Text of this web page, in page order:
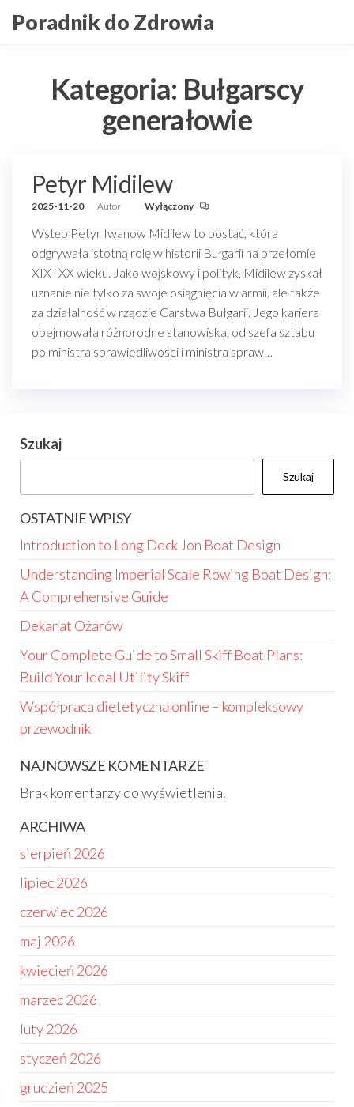
doPoradnik do Zdrowia
Kategoria: Bułgarscy
generałowie
Petyr Midilew
2025-11-20 Autor Wyłączony
Wstęp Petyr Iwanow Midilew to postać, która
odgrywała istotną rolę w historii Bułgarii na przełomie
XIX i XX wieku. Jako wojskowy i polityk, Midilew zyskał
uznanie nie tylko za swoje osiągnięcia w armii, ale także
za działalność w rządzie Carstwa Bułgarii. Jego kariera
obejmowała różnorodne stanowiska, od szefa sztabu
po ministra sprawiedliwości i ministra spraw…
Szukaj
Szukaj
OSTATNIE WPISY
Introduction to Long Deck Jon Boat Design
Understanding Imperial Scale Rowing Boat Design:
A Comprehensive Guide
Dekanat Ożarów
Your Complete Guide to Small Skiff Boat Plans:
Build Your Ideal Utility Skiff
Współpraca dietetyczna online – kompleksowy
przewodnik
NAJNOWSZE KOMENTARZE
Brak komentarzy do wyświetlenia.
ARCHIWA
sierpień 2026
lipiec 2026
czerwiec 2026
maj 2026
kwiecień 2026
marzec 2026
luty 2026
styczeń 2026
grudzień 2025